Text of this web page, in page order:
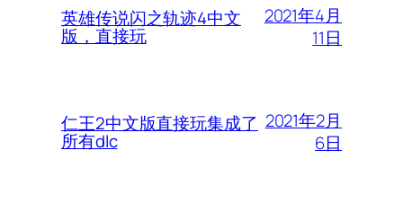
英雄传说闪之轨迹4中文
版，直接玩
2021年4月
11日
仁王2中文版直接玩集成了
所有dlc
2021年2月
6日